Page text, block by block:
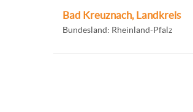
Bad Kreuznach, Landkreis
Bundesland: Rheinland-Pfalz